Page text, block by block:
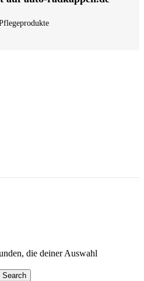
die deiner Auswahl
Search